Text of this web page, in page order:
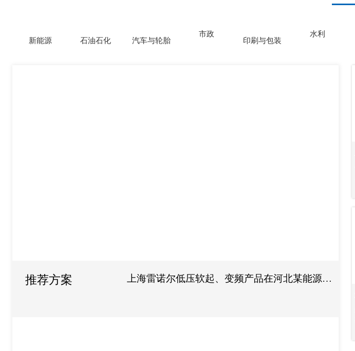
新能源 石油石化 汽车与轮胎
市政
印刷与包装
水利
推荐方案
上海雷诺尔低压软起、变频产品在河北某能源公